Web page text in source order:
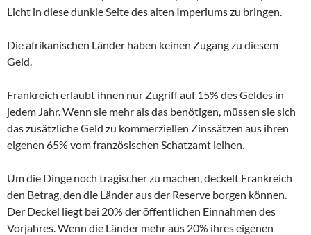
Licht in diese dunkle Seite des alten Imperiums zu bringen.
Die afrikanischen Länder haben keinen Zugang zu diesem
Geld.
Frankreich erlaubt ihnen nur Zugriff auf 15% des Geldes in
jedem Jahr. Wenn sie mehr als das benötigen, müssen sie sich
das zusätzliche Geld zu kommerziellen Zinssätzen aus ihren
eigenen 65% vom französischen Schatzamt leihen.
Um die Dinge noch tragischer zu machen, deckelt Frankreich
den Betrag, den die Länder aus der Reserve borgen können.
Der Deckel liegt bei 20% der öffentlichen Einnahmen des
Vorjahres. Wenn die Länder mehr aus 20% ihres eigenen